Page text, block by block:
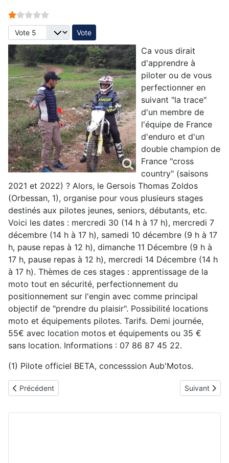
Vote utilisateur:
Veuillez voter
Ca vous dirait
d'apprendre à
piloter ou de vous
perfectionner en
suivant "la trace"
d'un membre de
l'équipe de France
d'enduro et d'un
double champion de
France "cross
country" (saisons
2021 et 2022) ? Alors, le Gersois Thomas Zoldos
(Orbessan, 1), organise pour vous plusieurs stages
destinés aux pilotes jeunes, seniors, débutants, etc.
Voici les dates : mercredi 30 (14 h à 17 h), mercredi 7
décembre (14 h à 17 h), samedi 10 décembre (9 h à 17
h, pause repas à 12 h), dimanche 11 Décembre (9 h à
17 h, pause repas à 12 h), mercredi 14 Décembre (14 h
à 17 h). Thèmes de ces stages : apprentissage de la
moto tout en sécurité, perfectionnement du
positionnement sur l'engin avec comme principal
objectif de "prendre du plaisir". Possibilité locations
moto et équipements pilotes. Tarifs. Demi journée,
55€ avec location motos et équipements ou 35 €
sans location. Informations : 07 86 87 45 22.
(1) Pilote officiel BETA, concesssion Aub'Motos.
Article précédent : Moto-Cross. Tous aux 50 ans du RCF
Précédent Article
Suivant